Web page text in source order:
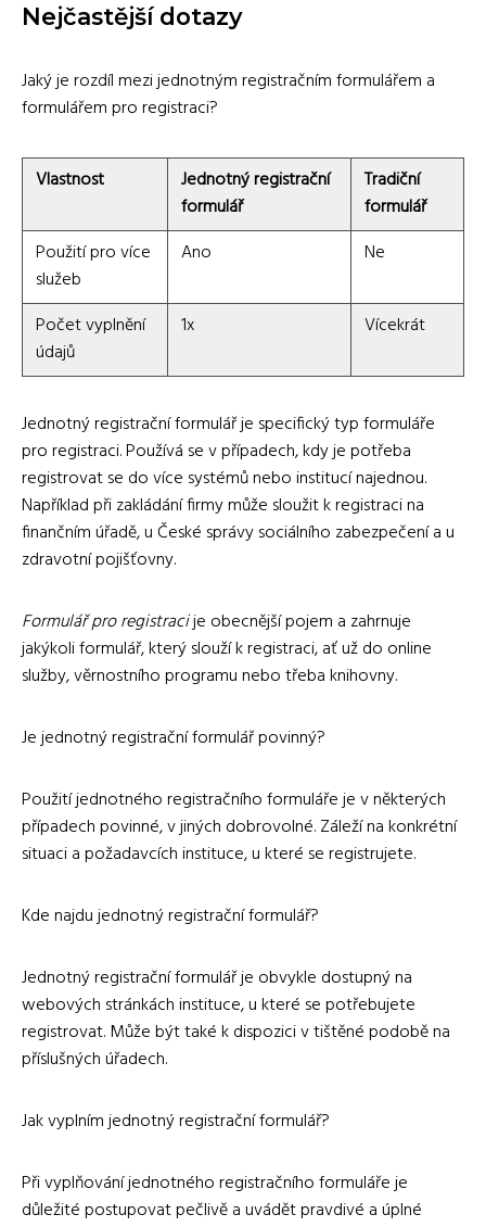
Nejčastější dotazy
Jaký je rozdíl mezi jednotným registračním formulářem a
formulářem pro registraci?
Vlastnost
Jednotný registrační
formulář
Tradiční
formulář
Použití pro více
služeb
Ano Ne
Počet vyplnění
údajů
1x Vícekrát
Jednotný registrační formulář je specifický typ formuláře
pro registraci. Používá se v případech, kdy je potřeba
registrovat se do více systémů nebo institucí najednou.
Například při zakládání firmy může sloužit k registraci na
finančním úřadě, u České správy sociálního zabezpečení a u
zdravotní pojišťovny.
Formulář pro registracije obecnější pojem a zahrnuje
jakýkoli formulář, který slouží k registraci, ať už do online
služby, věrnostního programu nebo třeba knihovny.
Je jednotný registrační formulář povinný?
Použití jednotného registračního formuláře je v některých
případech povinné, v jiných dobrovolné. Záleží na konkrétní
situaci a požadavcích instituce, u které se registrujete.
Kde najdu jednotný registrační formulář?
Jednotný registrační formulář je obvykle dostupný na
webových stránkách instituce, u které se potřebujete
registrovat. Může být také k dispozici v tištěné podobě na
příslušných úřadech.
Jak vyplním jednotný registrační formulář?
Při vyplňování jednotného registračního formuláře je
důležité postupovat pečlivě a uvádět pravdivé a úplné